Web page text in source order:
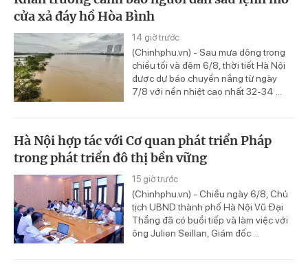
cửa xả đáy hồ Hòa Bình
14 giờ trước
(Chinhphu.vn) - Sau mưa dông trong
chiều tối và đêm 6/8, thời tiết Hà Nội
được dự báo chuyển nắng từ ngày
7/8 với nền nhiệt cao nhất 32-34 ...
Hà Nội hợp tác với Cơ quan phát triển Pháp
trong phát triển đô thị bền vững
15 giờ trước
(Chinhphu.vn) - Chiều ngày 6/8, Chủ
tịch UBND thành phố Hà Nội Vũ Đại
Thắng đã có buổi tiếp và làm việc với
ông Julien Seillan, Giám đốc ...